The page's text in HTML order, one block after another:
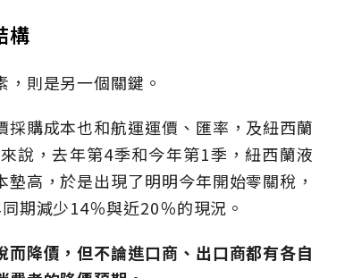
構
則是另一個關鍵。
購成本也和航運運價、匯率，及紐西蘭
說，去年第4季和今年第1季，紐西蘭液
高，於是出現了明明今年開始零關稅，
期減少14％與近20％的現況。
降價，但不論進口商、出口商都有各自